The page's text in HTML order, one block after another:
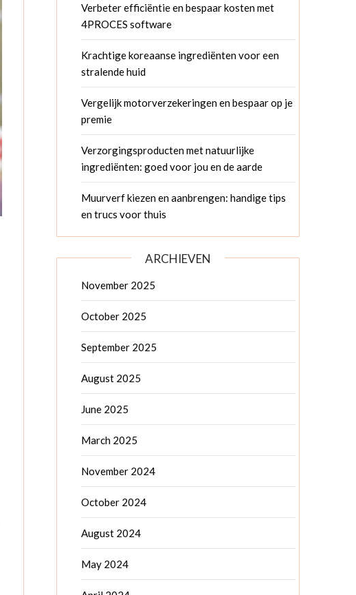
Verbeter efficiëntie en bespaar kosten met
4PROCES software
Krachtige koreaanse ingrediënten voor een
stralende huid
Vergelijk motorverzekeringen en bespaar op je
premie
Verzorgingsproducten met natuurlijke
ingrediënten: goed voor jou en de aarde
Muurverf kiezen en aanbrengen: handige tips
en trucs voor thuis
ARCHIEVEN
November 2025
October 2025
September 2025
August 2025
June 2025
March 2025
November 2024
October 2024
August 2024
May 2024